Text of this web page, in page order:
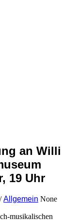
an Willi
19 Uhr
/Allgemein None
musikalischen